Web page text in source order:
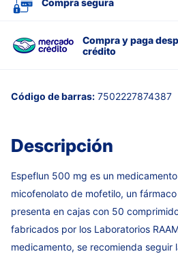
Compra segura
Compra y paga
crédito
Código de barras: 7502227874387
Descripción
Espeflun 500 mg es un
micofenolato de mofetilo, un
presenta en cajas con 50
fabricados por los Laboratorios
medicamento, se recomienda seguir